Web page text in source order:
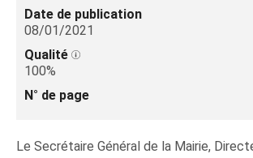
Date de publication
08/01/2021
Qualité
100%
N° de page
Le Secrétaire Général de la Mairie,